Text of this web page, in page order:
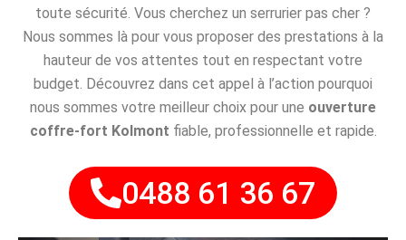
toute sécurité. Vous cherchez un serrurier pas cher ?
Nous sommes là pour vous proposer des prestations à la
hauteur de vos attentes tout en respectant votre
budget. Découvrez dans cet appel à l’action pourquoi
nous sommes votre meilleur choix pour une ouverture
coffre-fort Kolmont fiable, professionnelle et rapide.
0488 61 36 67